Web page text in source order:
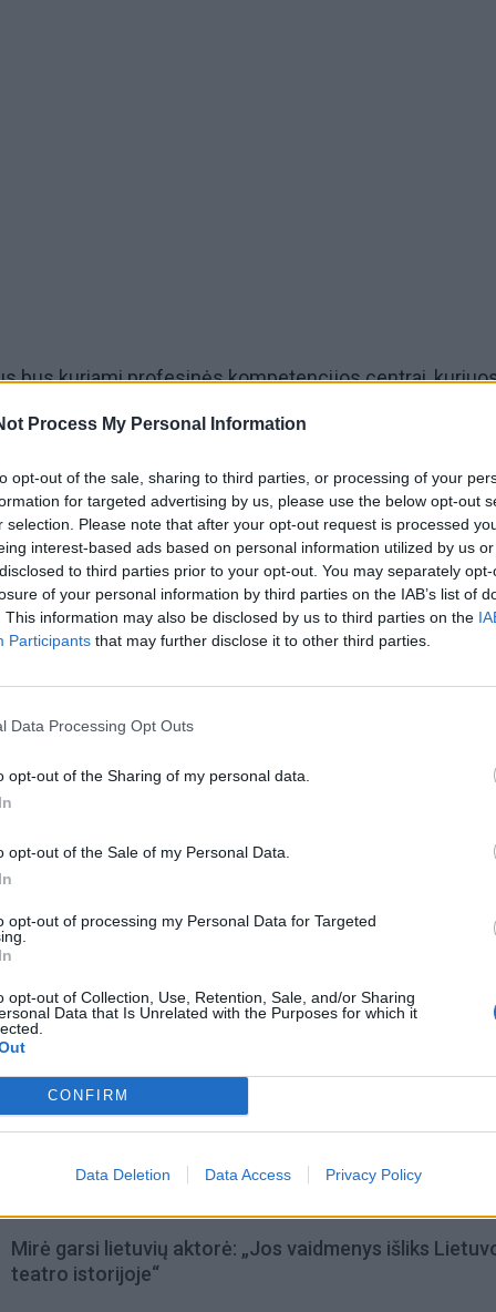
Process My Personal Information
opt-out of the sale, sharing to third parties, or processing of your
for targeted advertising by us, please use the below opt-out
selection. Please note that after your opt-out request is processed
interest-based ads based on personal information utilized by us
to third parties prior to your opt-out. You may separately
of your personal information by third parties on the IAB’s list of
This information may also be disclosed by us to third parties on the
Participants that may further disclose it to other third parties.
Data Processing Opt Outs
opt-out of the Sharing of my personal data.
opt-out of the Sale of my Personal Data.
opt-out of processing my Personal Data for Targeted
opt-out of Collection, Use, Retention, Sale, and/or Sharing
Data that Is Unrelated with the Purposes for which it
CONFIRM
Data Deletion Data Access Privacy Policy
bus kuriami profesinės kompetencijos centrai,
verslo ir mokslo atstovai.
yra orientuotas į jūrą, uostą, inžinerinę pramonę,
todėl mums yra svarbu būti šio projekto dalimi.
projekte ne tik pripažįsta mūsų centro potencialą
ir suteikia realias galimybes būti jūrinio švietimo
dalintis žiniomis, augti ir kartu su partneriais
aišku tikslą - sukurti profesinės kompetencijos
suvienys pajėgas, kad sukurtų ekosistemą, didinančią
ateities ekonomikos reikalavimams.
Mirė garsi lietuvių aktorė: „Jos vaidmenys išliks
teatro istorijoje“